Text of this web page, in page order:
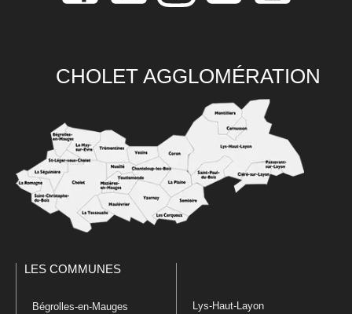
CHOLET AGGLOMÉRATION
LES COMMUNES
Bégrolles-en-Mauges Lys-Haut-Layon